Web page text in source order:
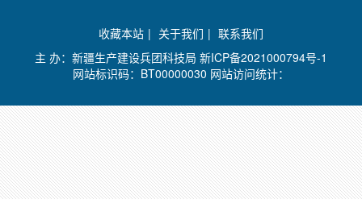
收藏本站 | 关于我们 | 联系我们
主 办：新疆生产建设兵团科技局 新ICP备2021000794号-1
网站标识码：BT00000030 网站访问统计：